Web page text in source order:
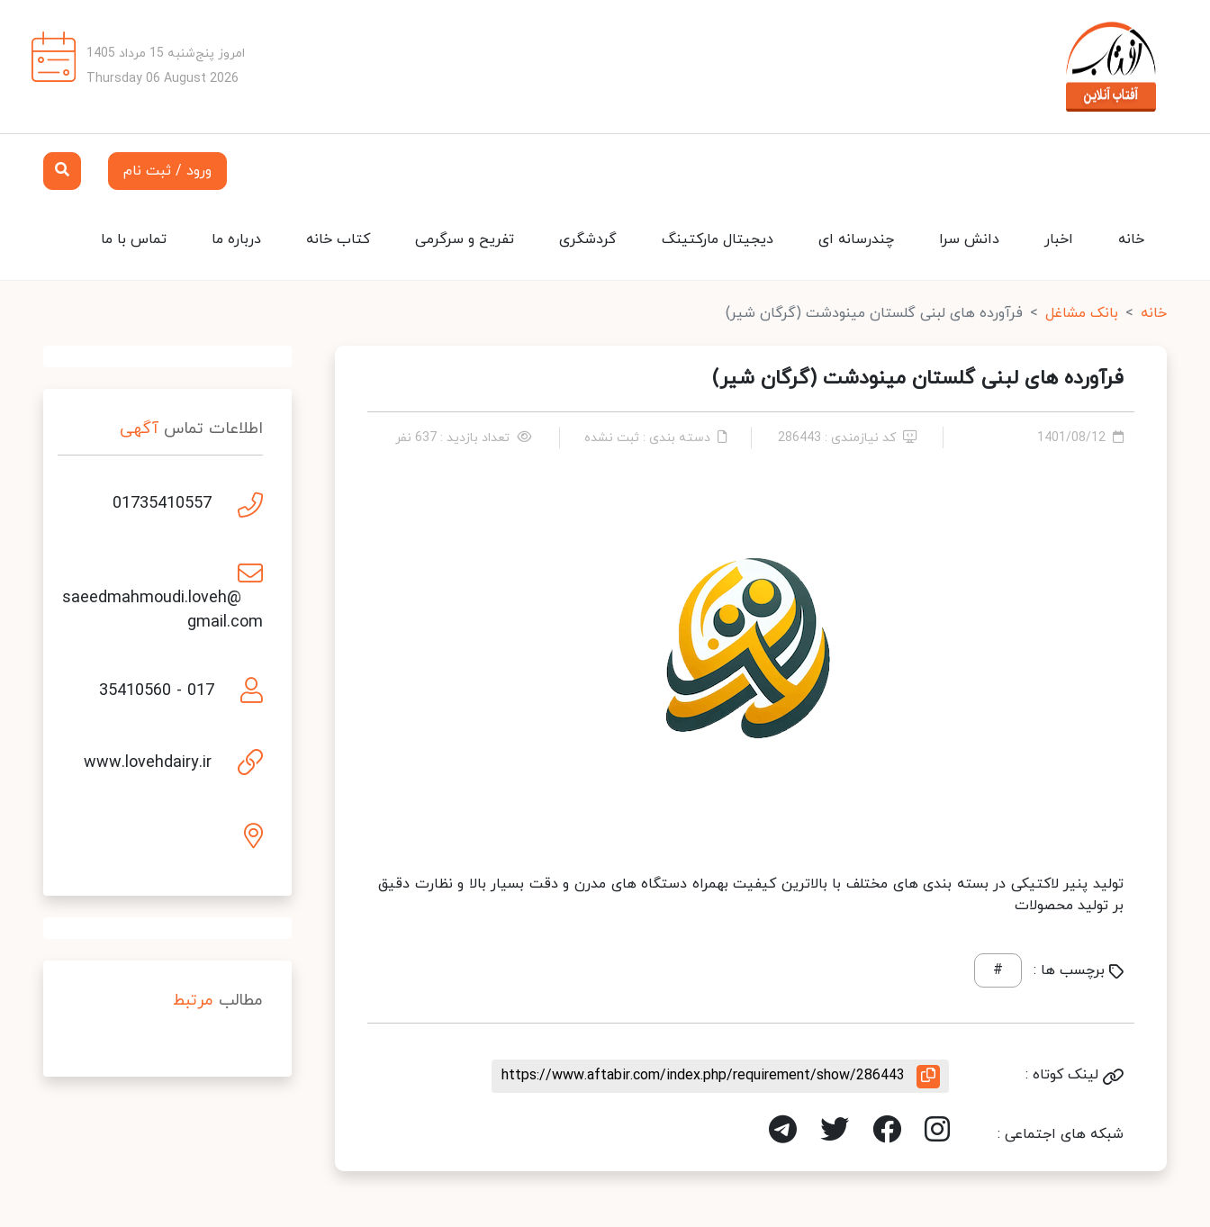
امروز پنج‌شنبه 15 مرداد 1405
Thursday 06 August 2026
ورود / ثبت نام
تماس با ما درباره ما کتاب خانه تفریح و سرگرمی گردشگری دیجیتال مارکتینگ چندرسانه ای دانش سرا اخبار خانه
خانه بانک مشاغل فرآورده های لبنی گلستان مینودشت (گرگان شیر)
فرآورده های لبنی گلستان مینودشت (گرگان شیر)
1401/08/12 کد نیازمندی : 286443 دسته بندی : ثبت نشده تعداد بازدید : 637 نفر
تولید پنیر لاکتیکی در بسته بندی های مختلف با بالاترین کیفیت بهمراه دستگاه های مدرن و دقت بسیار بالا و نظارت دقیق
بر تولید محصولات
برچسب ها : #
لینک کوتاه : https://www.aftabir.com/index.php/requirement/show/286443
شبکه های اجتماعی :
اطلاعات تماس آگهی
01735410557
saeedmahmoudi.loveh@
gmail.com
017 - 35410560
www.lovehdairy.ir
مطالب مرتبط